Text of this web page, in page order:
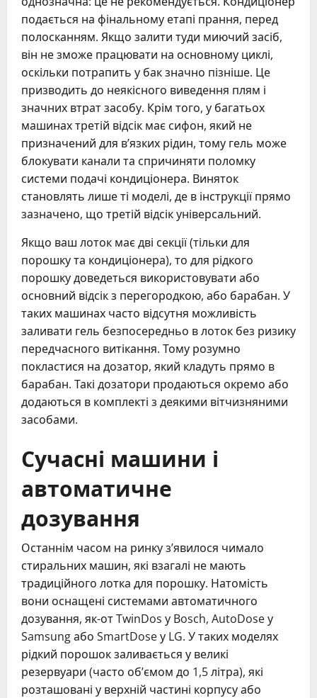
подається на фінальному етапі прання, перед
полосканням. Якщо залити туди миючий засіб,
він не зможе працювати на основному циклі,
оскільки потрапить у бак значно пізніше. Це
призводить до неякісного виведення плям і
значних втрат засобу. Крім того, у багатьох
машинах третій відсік має сифон, який не
призначений для в’язких рідин, тому гель може
блокувати канали та спричиняти поломку
системи подачі кондиціонера. Виняток
становлять лише ті моделі, де в інструкції прямо
зазначено, що третій відсік універсальний.
Якщо ваш лоток має дві секції (тільки для
порошку та кондиціонера), то для рідкого
порошку доведеться використовувати або
основний відсік з перегородкою, або барабан. У
таких машинах часто відсутня можливість
заливати гель безпосередньо в лоток без ризику
передчасного витікання. Тому розумно
покластися на дозатор, який кладуть прямо в
барабан. Такі дозатори продаються окремо або
додаються в комплекті з деякими вітчизняними
засобами.
Сучасні машини і
автоматичне
дозування
Останнім часом на ринку з’явилося чимало
стиральних машин, які взагалі не мають
традиційного лотка для порошку. Натомість
вони оснащені системами автоматичного
дозування, як-от TwinDos у Bosch, AutoDose у
Samsung або SmartDose у LG. У таких моделях
рідкий порошок заливається у великі
резервуари (часто об’ємом до 1,5 літра), які
розташовані у верхній частині корпусу або